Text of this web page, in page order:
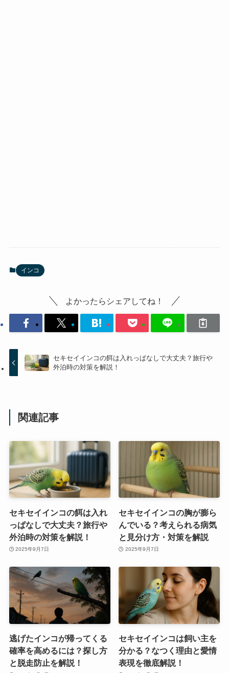
インコ
よかったらシェアしてね！
セキセイインコの餌は入れっぱなしで大丈夫？旅行や
外泊時の対策を解説！
関連記事
セキセイインコの餌は入れ
っぱなしで大丈夫？旅行や
外泊時の対策を解説！
2025年9月7日
セキセイインコの胸が膨ら
んでいる？考えられる病気
と見分け方・対策を解説
2025年9月7日
逃げたインコが帰ってくる
確率を高めるには？探し方
と脱走防止を解説！
セキセイインコは飼い主を
分かる？なつく理由と愛情
表現を徹底解説！